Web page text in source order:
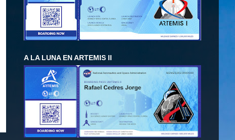
A LA LUNA EN ARTEMIS II